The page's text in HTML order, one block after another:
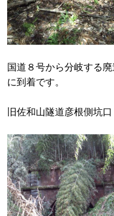
国道８号から分岐する
に到着です。
旧佐和山隧道彦根側坑口